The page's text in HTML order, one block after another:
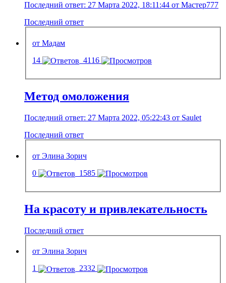
Последний ответ: 27 Марта 2022, 18:11:44 от Мастер777
Последний ответ
от Мадам
14
4116
Метод омоложения
Последний ответ: 27 Марта 2022, 05:22:43 от Saulet
Последний ответ
от Элина Зорич
0
1585
На красоту и привлекательность
Последний ответ
от Элина Зорич
1
2332